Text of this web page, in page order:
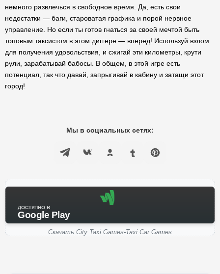
немного развлечься в свободное время. Да, есть свои
недостатки — баги, староватая графика и порой нервное
управление. Но если ты готов гнаться за своей мечтой быть
топовым таксистом в этом диггере — вперед! Используй взлом
для получения удовольствия, и сжигай эти километры, крути
рули, зарабатывай бабосы. В общем, в этой игре есть
потенциал, так что давай, запрыгивай в кабину и затащи этот
город!
Мы в социальных сетях:
ДОСТУПНО В
Google Play
Скачать City Taxi Games-Taxi Car Games